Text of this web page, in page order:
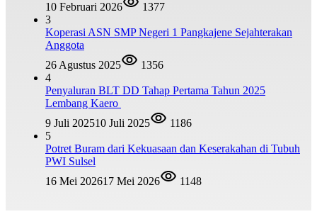
10 Februari 2026
1377
3
Koperasi ASN SMP Negeri 1 Pangkajene Sejahterakan
Anggota
26 Agustus 2025
1356
4
Penyaluran BLT DD Tahap Pertama Tahun 2025
Lembang Kaero
9 Juli 202510 Juli 2025
1186
5
Potret Buram dari Kekuasaan dan Keserakahan di Tubuh
PWI Sulsel
16 Mei 202617 Mei 2026 1148